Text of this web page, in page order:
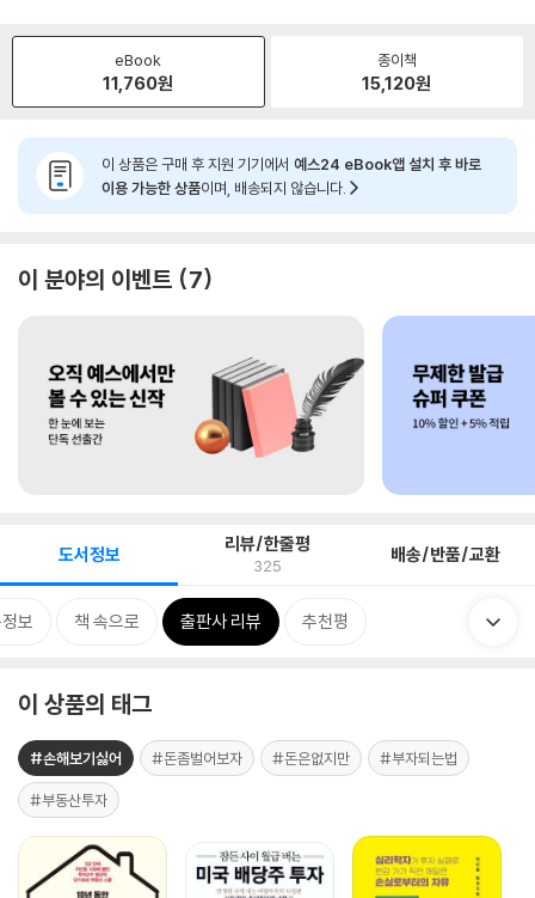
eBook
11,760원
종이책
15,120원
이 상품은 구매 후 지원 기기에서 예스24 eBook앱 설치 후 바로
이용 가능한 상품이며, 배송되지 않습니다.
이 분야의 이벤트 7
도서정보 리뷰/한줄평
325 배송/반품/교환
보 책 속으로 출판사 리뷰 추천평
이 상품의 태그
#손해보기싫어 #돈좀벌어보자 #돈은없지만 #부자되는법
#부동산투자